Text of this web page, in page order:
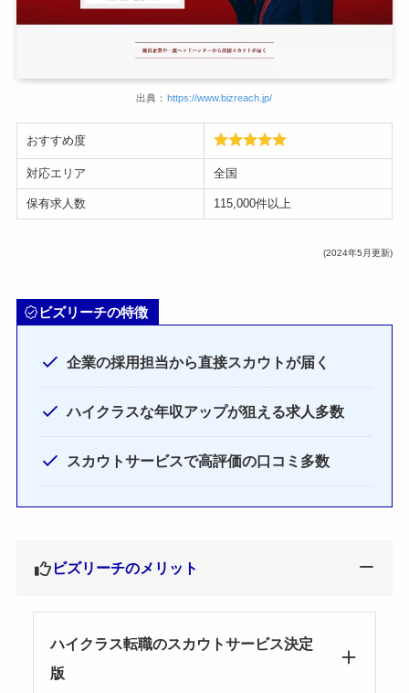
出典： https://www.bizreach.jp/
おすすめ度
対応エリア 全国
保有求人数 115,000件以上
(2024年5月更新)
ビズリーチの特徴
企業の採用担当から直接スカウトが届く
ハイクラスな年収アップが狙える求人多数
スカウトサービスで高評価の口コミ多数
ビズリーチのメリット
ハイクラス転職のスカウトサービス決定
版